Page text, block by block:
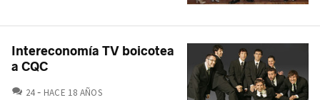
Intereconomía TV boicotea
a CQC
24 COMENTARIOS
HACE 18 AÑOS